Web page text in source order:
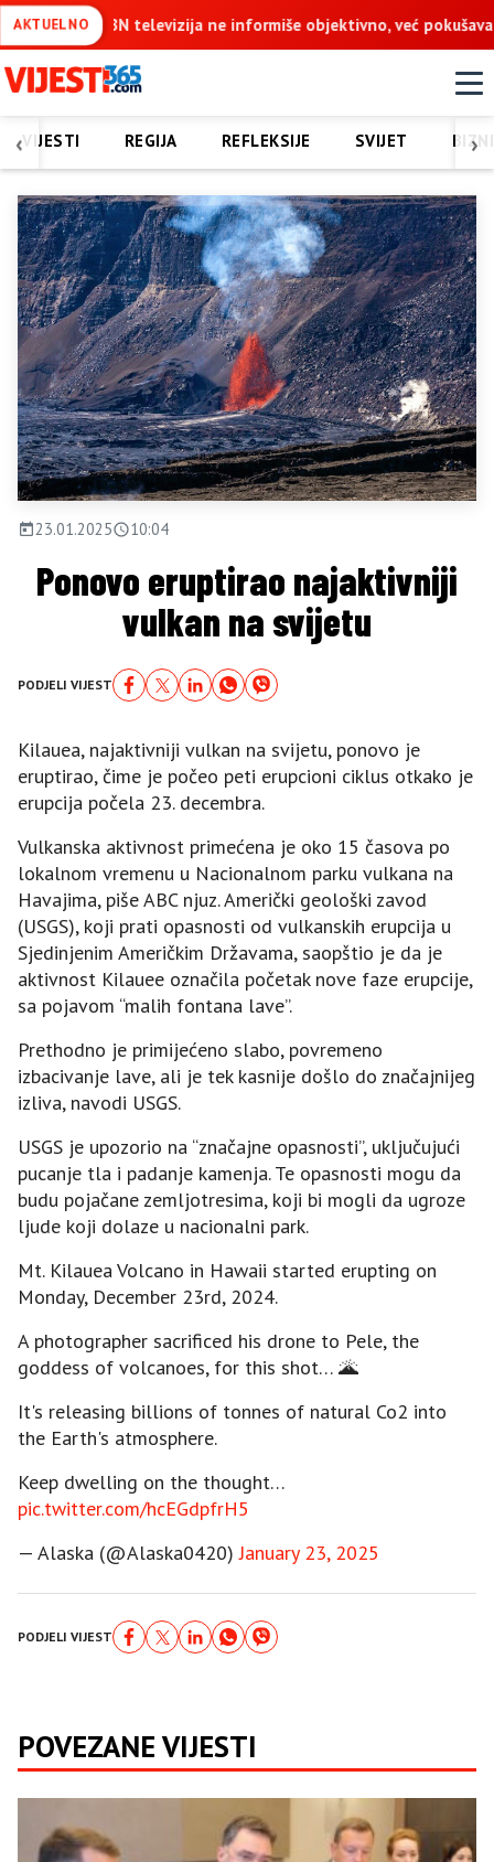
AKTUELNO
objektivno, već pokušava da ospori vodovod na Vučijaku
‹ ›
VIJESTI REGIJA REFLEKSIJE SVIJET
23.01.2025 10:04
Ponovo eruptirao najaktivniji
vulkan na svijetu
PODJELI VIJEST
Kilauea, najaktivniji vulkan na svijetu, ponovo je
eruptirao, čime je počeo peti erupcioni ciklus otkako je
erupcija počela 23. decembra.
Vulkanska aktivnost primećena je oko 15 časova po
lokalnom vremenu u Nacionalnom parku vulkana na
Havajima, piše ABC njuz. Američki geološki zavod
(USGS), koji prati opasnosti od vulkanskih erupcija u
Sjedinjenim Američkim Državama, saopštio je da je
aktivnost Kilauee označila početak nove faze erupcije,
sa pojavom “malih fontana lave”.
Prethodno je primijećeno slabo, povremeno
izbacivanje lave, ali je tek kasnije došlo do značajnijeg
izliva, navodi USGS.
USGS je upozorio na “značajne opasnosti”, uključujući
pucanje tla i padanje kamenja. Te opasnosti mogu da
budu pojačane zemljotresima, koji bi mogli da ugroze
ljude koji dolaze u nacionalni park.
Mt. Kilauea Volcano in Hawaii started erupting on
Monday, December 23rd, 2024.
A photographer sacrificed his drone to Pele, the
goddess of volcanoes, for this shot… 🌋
It's releasing billions of tonnes of natural Co2 into
the Earth's atmosphere.
Keep dwelling on the thought…
pic.twitter.com/hcEGdpfrH5
— Alaska (@Alaska0420)January 23, 2025
PODJELI VIJEST
POVEZANE VIJESTI